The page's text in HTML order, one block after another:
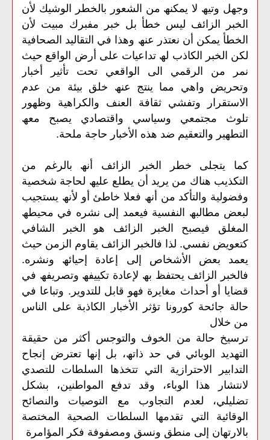
وجھل وتیھ لا يمكنھ من الشعور بالخطر الوشیك لأن
الخبر الزائف لیس خطأ بل خبر مفبرك مبیت لأن
الخطأ یمكن أن نعتذر عنھ وھذا في التقالید الصحافیة
لكن الخبر الكاذب لھ تداعیات على أرض الواقع حیث
نمر من الرقمي الى الواقعي تحت تأثیر أخبار
وتحریض واھي مما ینتج عنھ خلق بیئة من عدم
الاستقرار وتفشي ثقافة العنف والكراھیة وظھور
تلوث مجتمعي وسیاسي واقتصادي یصبح معھ
التطھیر والتعقیم ضد ھذه الأخبار حاجة ملحة.
كما یتجلى خطر الخبر الزائف أنھ بالرغم من
التكذیب ھناك من یرید أن یطلع علیھ لحاجة شخصیة
وفضولیة والتأكد من أنھ فعلا خاطئ أو لأنھ یستجیب
لبعض مطالبھ النفسیة فیعمد إلى نشره في محیطھ
المغلق فیصبح الخبر الزائف ھو الخبر الشافي
كتعویض نفسي. لذا فالخبر الزائف یقاوم الزمن حیث
یعمد بعض الأشخاص إلى إعادة إحیائھ ونشره.
فالخبر الزائف یحتفظ بھ لإعادة تكییفھ وتصریفھ في
قضایا أو أحداث مغایرة فھو قابل للتدویر. وتباعا في
حالة جائحة كورونا تؤثر الأخبار الكاذبة على الناس
من خلال
ترسیخ حالة من الخوف والتوجس أكثر من حقیقة
التھدید الوبائي في حد ذاتھ، بل إنھا تعترض إنجاح
التدابیر الاحترازیة التي تتخذھا السلطات للتصدي
لانتشار ھذا الوباء، وقد تدفع المواطنین، بشكل
تضلیلي، لعدم التجاوب مع التوصیات والنصائح
الوقائیة التي تقدمھا السلطات الصحیة المختصة
بالارتھان إلى منطق ونسق ومصفوفة فكر المؤامرة